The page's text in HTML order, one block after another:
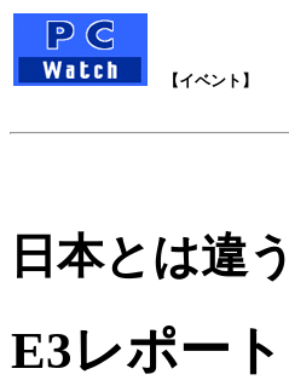
【イベント】
日本とは違
E3レポー